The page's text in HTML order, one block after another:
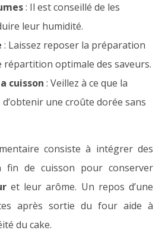
: Il est conseillé de les
leur humidité.
: Laissez reposer la préparation
optimale des saveurs.
cuisson : Veillez à ce que la
une croûte dorée sans
consiste à intégrer des
fin de cuisson pour conserver
et leur arôme. Un repos d’une
après sortie du four aide à
du cake.